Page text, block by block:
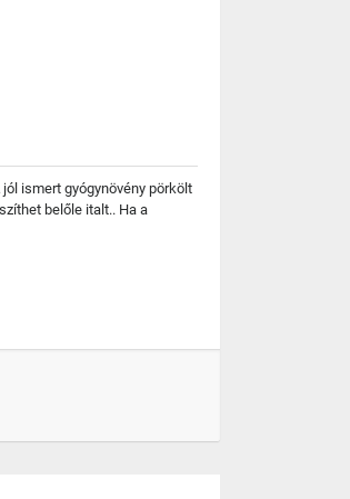
ismert gyógynövény pörkölt
belőle italt.. Ha a